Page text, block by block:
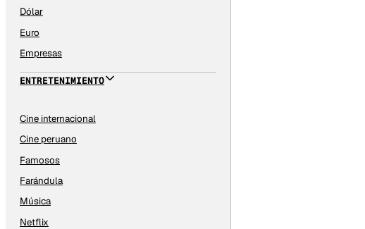
Dólar
Euro
Empresas
ENTRETENIMIENTO
Cine internacional
Cine peruano
Famosos
Farándula
Música
Netflix